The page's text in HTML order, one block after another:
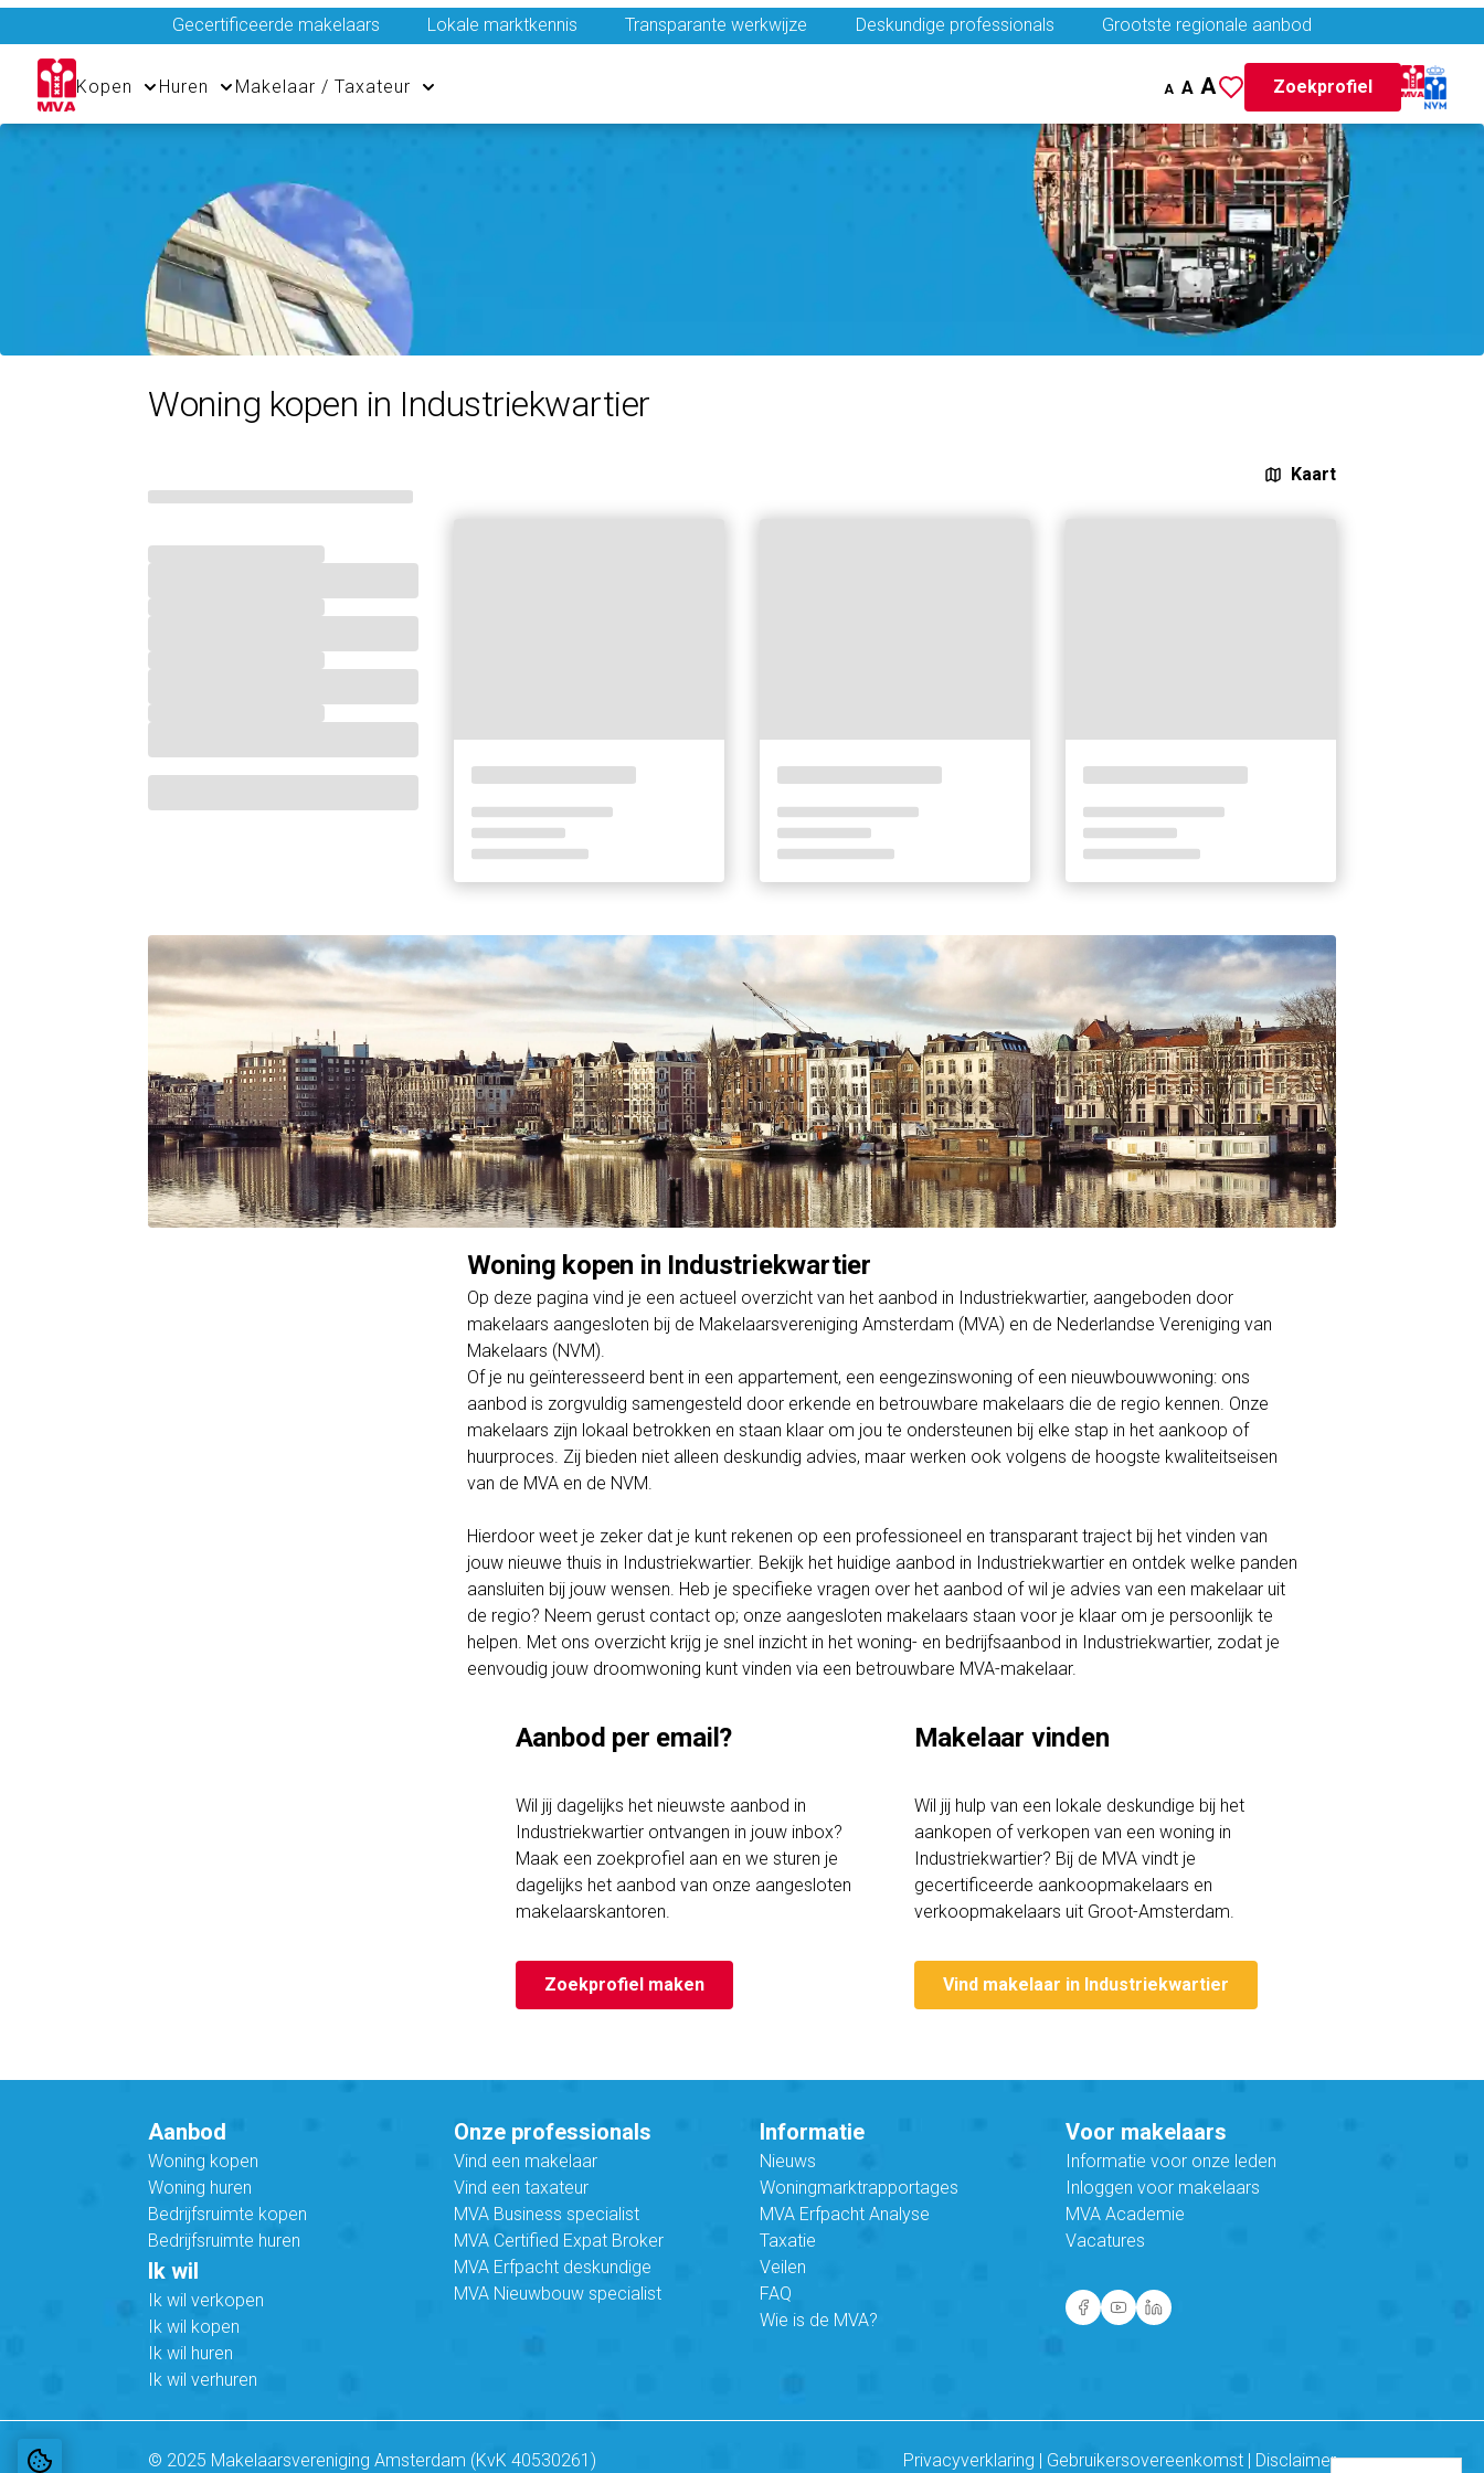
Gecertificeerde makelaars Lokale marktkennis Transparante werkwijze Deskundige professionals Grootste regionale aanbod
Kopen Huren Makelaar / Taxateur A A A Zoekprofiel
Woning kopen in Industriekwartier
Kaart
Woning kopen in Industriekwartier
Op deze pagina vind je een actueel overzicht van het aanbod in Industriekwartier, aangeboden door
makelaars aangesloten bij de Makelaarsvereniging Amsterdam (MVA) en de Nederlandse Vereniging van
Makelaars (NVM).
Of je nu geïnteresseerd bent in een appartement, een eengezinswoning of een nieuwbouwwoning: ons
aanbod is zorgvuldig samengesteld door erkende en betrouwbare makelaars die de regio kennen. Onze
makelaars zijn lokaal betrokken en staan klaar om jou te ondersteunen bij elke stap in het aankoop of
huurproces. Zij bieden niet alleen deskundig advies, maar werken ook volgens de hoogste kwaliteitseisen
van de MVA en de NVM.
Hierdoor weet je zeker dat je kunt rekenen op een professioneel en transparant traject bij het vinden van
jouw nieuwe thuis in Industriekwartier. Bekijk het huidige aanbod in Industriekwartier en ontdek welke panden
aansluiten bij jouw wensen. Heb je specifieke vragen over het aanbod of wil je advies van een makelaar uit
de regio? Neem gerust contact op; onze aangesloten makelaars staan voor je klaar om je persoonlijk te
helpen. Met ons overzicht krijg je snel inzicht in het woning- en bedrijfsaanbod in Industriekwartier, zodat je
eenvoudig jouw droomwoning kunt vinden via een betrouwbare MVA-makelaar.
Aanbod per email?
Wil jij dagelijks het nieuwste aanbod in
Industriekwartier ontvangen in jouw inbox?
Maak een zoekprofiel aan en we sturen je
dagelijks het aanbod van onze aangesloten
makelaarskantoren.
Zoekprofiel maken
Makelaar vinden
Wil jij hulp van een lokale deskundige bij het
aankopen of verkopen van een woning in
Industriekwartier? Bij de MVA vindt je
gecertificeerde aankoopmakelaars en
verkoopmakelaars uit Groot-Amsterdam.
Vind makelaar in Industriekwartier
Aanbod
Woning kopen
Woning huren
Bedrijfsruimte kopen
Bedrijfsruimte huren
Ik wil
Ik wil verkopen
Ik wil kopen
Ik wil huren
Ik wil verhuren
Onze professionals
Vind een makelaar
Vind een taxateur
MVA Business specialist
MVA Certified Expat Broker
MVA Erfpacht deskundige
MVA Nieuwbouw specialist
Informatie
Nieuws
Woningmarktrapportages
MVA Erfpacht Analyse
Taxatie
Veilen
FAQ
Wie is de MVA?
Voor makelaars
Informatie voor onze leden
Inloggen voor makelaars
MVA Academie
Vacatures
© 2025 Makelaarsvereniging Amsterdam (KvK 40530261) Privacyverklaring Gebruikersovereenkomst Disclaimer